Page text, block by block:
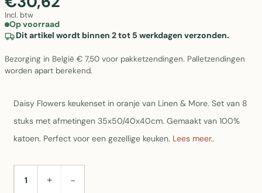
Incl. btw
Op voorraad
Dit artikel wordt binnen 2 tot 5 werkdagen verzonden.
Bezorging in België € 7,50 voor pakketzendingen. Palletzendingen
worden apart berekend.
Daisy Flowers keukenset in oranje van Linen & More. Set van 8
stuks met afmetingen 35x50/40x40cm. Gemaakt van 100%
katoen. Perfect voor een gezellige keuken. Lees meer..
AANTAL+ −